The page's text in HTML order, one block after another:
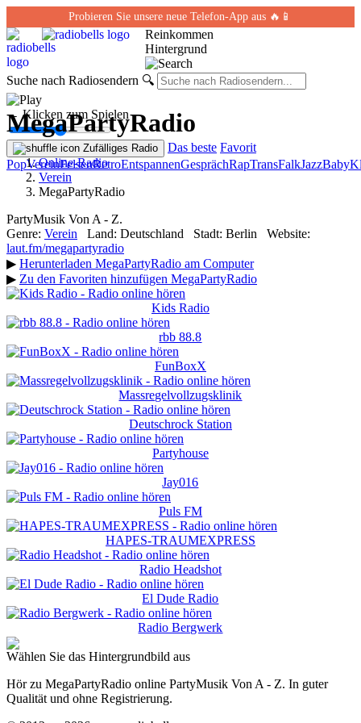
Probieren Sie unsere neue Telefon-App aus 🔥📱
Reinkommen
Hintergrund
Suche nach Radiosendern 🔍
← Klicken zum Spielen
Zufälliges Radio Das beste Favorit
PopVereinFelsenRetroEntspannenGesprächRapTransFalkJazzBaby
MegaPartyRadio
Online-Radio
Verein
MegaPartyRadio
PartyMusik Von A - Z.
Genre: Verein Land: Deutschland Stadt: Berlin Website:
laut.fm/megapartyradio
▶ Herunterladen MegaPartyRadio am Computer
▶ Zu den Favoriten hinzufügen MegaPartyRadio
Kids Radio
rbb 88.8
FunBoxX
Massregelvollzugsklinik
Deutschrock Station
Partyhouse
Jay016
Puls FM
HAPES-TRAUMEXPRESS
Radio Headshot
El Dude Radio
Radio Bergwerk
Wählen Sie das Hintergrundbild aus
Hör zu MegaPartyRadio online PartyMusik Von A - Z. In guter
Qualität und ohne Registrierung.